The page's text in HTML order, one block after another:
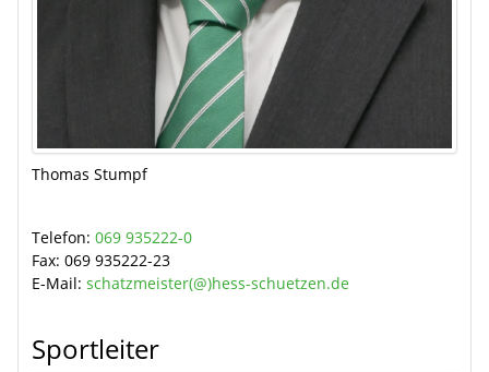
Thomas Stumpf
Telefon: 069 935222-0
Fax: 069 935222-23
E-Mail: schatzmeister(@)hess-schuetzen.de
Sportleiter